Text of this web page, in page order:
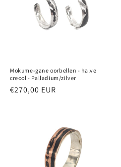
Mokume-gane oorbellen - halve
creool - Palladium/zilver
Normale
€270,00 EUR